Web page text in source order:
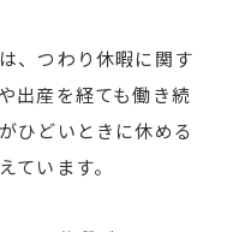
、つわり休暇に関す
出産を経ても働き続
ひどいときに休める
ています。